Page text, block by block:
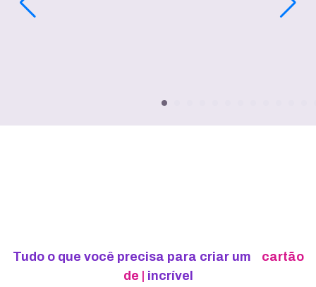
Tudo o que você precisa para criar um
cartão
de visitas| incrível